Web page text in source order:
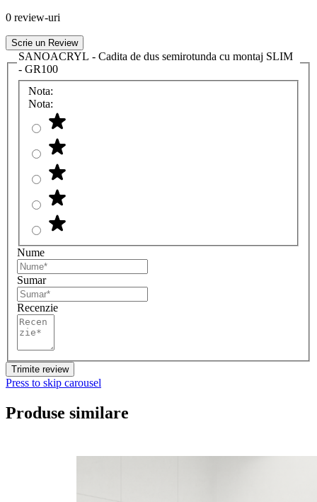
0 review-uri
Scrie un Review
SANOACRYL - Cadita de dus semirotunda cu montaj SLIM
- GR100
Nota:
Nota:
Nume
Sumar
Recenzie
Trimite review
Press to skip carousel
Produse similare